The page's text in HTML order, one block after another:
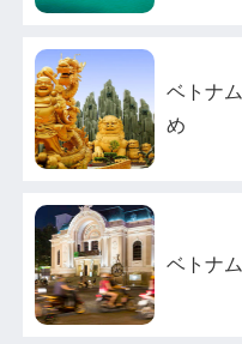
ベトナ
め
ベトナ